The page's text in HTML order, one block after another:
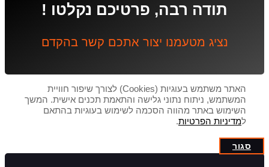
תודה רבה, פרטיכם נקלטו !
נציג מטעמנו יצור אתכם קשר בהקדם
האתר משתמש בעוגיות (Cookies) לצורך שיפור חוויית
המשתמש, ניתוח נתוני גלישה והתאמת תכנים אישית. המשך
השימוש באתר מהווה הסכמה לשימוש בעוגיות בהתאם
למדיניות הפרטיות.
סגור